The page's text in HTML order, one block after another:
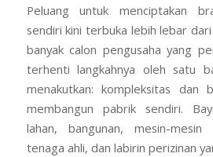
Peluang untuk menciptakan
sendiri kini terbuka lebih lebar
banyak calon pengusaha yang
terhenti langkahnya oleh satu
menakutkan: kompleksitas dan
membangun pabrik sendiri.
lahan, bangunan, mesin-mesin
tenaga ahli, dan labirin perizinan